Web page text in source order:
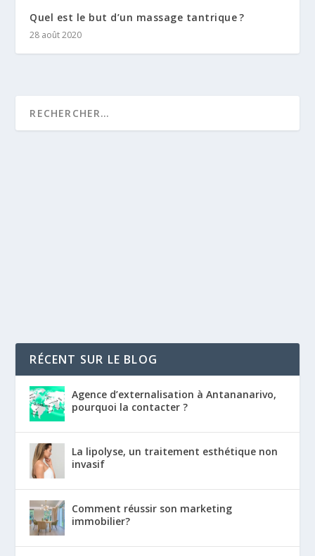
Quel est le but d’un massage tantrique ?
28 août 2020
RÉCENT SUR LE BLOG
Agence d’externalisation à Antananarivo,
pourquoi la contacter ?
La lipolyse, un traitement esthétique non
invasif
Comment réussir son marketing
immobilier?